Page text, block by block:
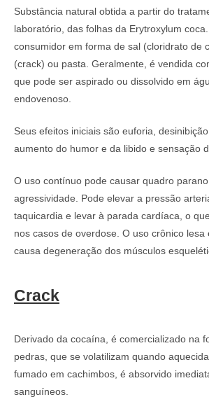
Substância natural obtida a partir do
laboratório, das folhas da Erytroxylum
consumidor em forma de sal (cloridrato de
(crack) ou pasta. Geralmente, é vendida
que pode ser aspirado ou dissolvido em
endovenoso.
Seus efeitos iniciais são euforia,
aumento do humor e da libido e sensação
O uso contínuo pode causar quadro
agressividade. Pode elevar a pressão
taquicardia e levar à parada cardíaca, o
nos casos de overdose. O uso crônico lesa
causa degeneração dos músculos
Crack
Derivado da cocaína, é comercializado na
pedras, que se volatilizam quando
fumado em cachimbos, é absorvido
sanguíneos.